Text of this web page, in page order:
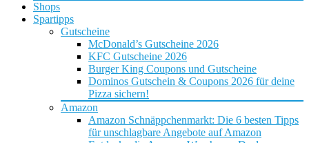
Shops
Spartipps
Gutscheine
McDonald’s Gutscheine 2026
KFC Gutscheine 2026
Burger King Coupons und Gutscheine
Dominos Gutschein & Coupons 2026 für deine
Pizza sichern!
Amazon
Amazon Schnäppchenmarkt: Die 6 besten Tipps
für unschlagbare Angebote auf Amazon